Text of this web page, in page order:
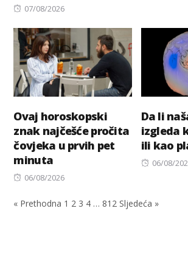
Posted
07/08/2026
Ovaj horoskopski
znak najčešće pročita
čovjeka u prvih pet
minuta
Posted
06/08/2026
Da li
izgleda
ili kao
Posted
06/08/
« Prethodna 1 2 3 4 … 812 Sljedeća »